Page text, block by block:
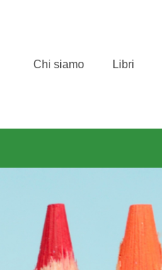
Chi siamo Libri